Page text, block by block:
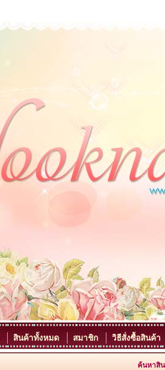
สินค้าทั้งหมด สมาชิก วิธีสั่งซื้อสินค้า
ค้นหาสิ